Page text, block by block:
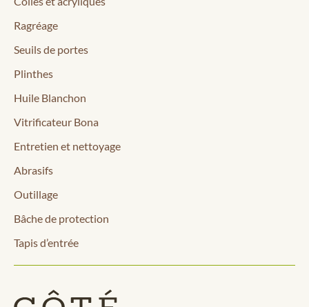
Ragréage
Seuils de portes
Plinthes
Huile Blanchon
Vitrificateur Bona
Entretien et nettoyage
Abrasifs
Outillage
Bâche de protection
Tapis d’entrée